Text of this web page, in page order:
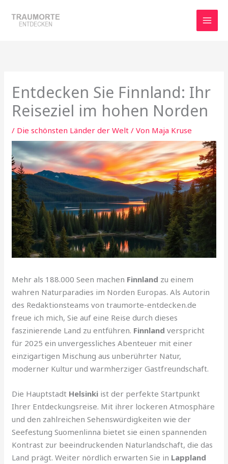
Inhalt
Entdecken Sie Finnland: Ihr
Reiseziel im hohen Norden
/ Die schönsten Länder der Welt / Von Maja Kruse
Mehr als 188.000 Seen machen Finnland zu einem
wahren Naturparadies im Norden Europas. Als Autorin
des Redaktionsteams von traumorte-entdecken.de
freue ich mich, Sie auf eine Reise durch dieses
faszinierende Land zu entführen. Finnland verspricht
für 2025 ein unvergessliches Abenteuer mit einer
einzigartigen Mischung aus unberührter Natur,
moderner Kultur und warmherziger Gastfreundschaft.
Die Hauptstadt Helsinki ist der perfekte Startpunkt
Ihrer Entdeckungsreise. Mit ihrer lockeren Atmosphäre
und den zahlreichen Sehenswürdigkeiten wie der
Seefestung Suomenlinna bietet sie einen spannenden
Kontrast zur beeindruckenden Naturlandschaft, die das
Land prägt. Weiter nördlich erwarten Sie in Lappland